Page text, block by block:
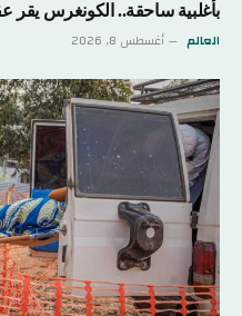
بأغلبية ساحقة.. الكونغرس
العالم أغسطس 8, 2026